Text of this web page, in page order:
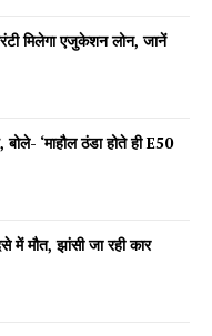
on AIN
मिलेगा एजुकेशन लोन, जानें
‘माहौल ठंडा होते ही E50
मौत, झांसी जा रही कार